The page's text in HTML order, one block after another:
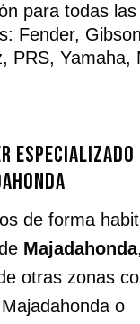
para todas las
Fender,
PRS, Yamaha,
de forma
Majadahonda
otras zonas
o